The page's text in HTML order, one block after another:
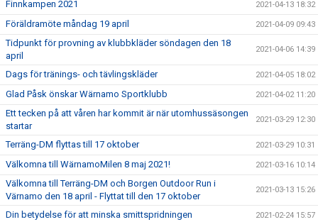
Finnkampen 2021 2021-04-13 18:32
Föräldramöte måndag 19 april 2021-04-09 09:43
Tidpunkt för provning av klubbkläder söndagen den 18
april
2021-04-06 14:39
Dags för tränings- och tävlingskläder 2021-04-05 18:02
Glad Påsk önskar Wärnamo Sportklubb 2021-04-02 11:20
Ett tecken på att våren har kommit är när utomhussäsongen
startar
2021-03-29 12:30
Terräng-DM flyttas till 17 oktober 2021-03-29 10:31
Välkomna till WärnamoMilen 8 maj 2021! 2021-03-16 10:14
Välkomna till Terräng-DM och Borgen Outdoor Run i
Värnamo den 18 april - Flyttat till den 17 oktober
2021-03-13 15:26
Din betydelse för att minska smittspridningen 2021-02-24 15:57